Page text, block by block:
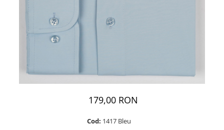
179,00 RON
Cod: 1417 Bleu